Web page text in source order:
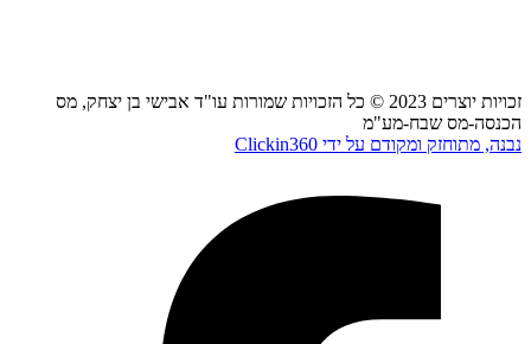
זכויות יוצרים 2023 © כל הזכויות שמורות עו"ד אבישי בן יצחק, מס
הכנסה-מס שבח-מע"מ
נבנה, מתוחזק ומקודם על ידי Clickin360